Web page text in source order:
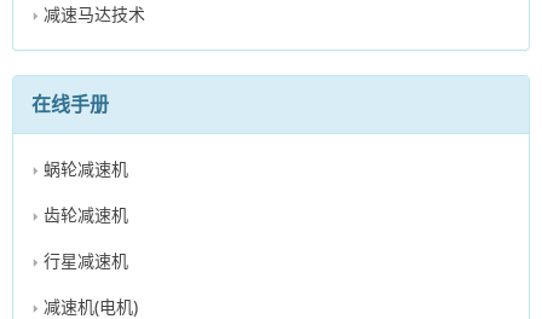
减速马达技术
在线手册
蜗轮减速机
齿轮减速机
行星减速机
减速机(电机)